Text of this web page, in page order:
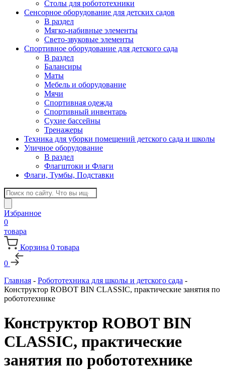
Столы для робототехники
Сенсорное оборудование для детских садов
В раздел
Мягко-набивные элементы
Свето-звуковые элементы
Спортивное оборудование для детского сада
В раздел
Балансиры
Маты
Мебель и оборудование
Мячи
Спортивная одежда
Спортивный инвентарь
Сухие бассейны
Тренажеры
Техника для уборки помещений детского сада и школы
Уличное оборудование
В раздел
Флагштоки и Флаги
Флаги, Тумбы, Подставки
Поиск
товаров
Избранное
0
товара
Корзина 0 товара
0
Главная - Робототехника для школы и детского сада -
Конструктор ROBOT BIN CLASSIC, практические занятия по
робототехнике
Конструктор ROBOT BIN
CLASSIC, практические
занятия по робототехнике